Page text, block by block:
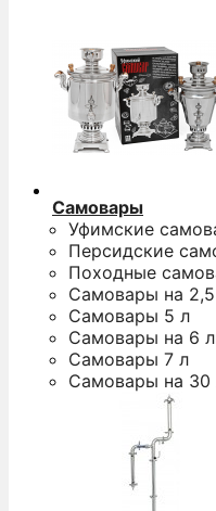
Самовары
Уфимские
Персидские
Походные
Самовары на
Самовары 5 л
Самовары на 6
Самовары 7 л
Самовары на 30